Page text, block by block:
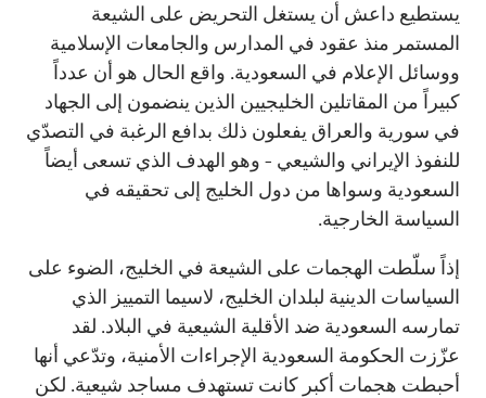
يستطيع داعش أن يستغل التحريض على الشيعة
المستمر منذ عقود في المدارس والجامعات الإسلامية
ووسائل الإعلام في السعودية. واقع الحال هو أن عدداً
كبيراً من المقاتلين الخليجيين الذين ينضمون إلى الجهاد
في سورية والعراق يفعلون ذلك بدافع الرغبة في التصدّي
للنفوذ الإيراني والشيعي - وهو الهدف الذي تسعى أيضاً
السعودية وسواها من دول الخليج إلى تحقيقه في
السياسة الخارجية.
إذاً سلّطت الهجمات على الشيعة في الخليج، الضوء على
السياسات الدينية لبلدان الخليج، لاسيما التمييز الذي
تمارسه السعودية ضد الأقلية الشيعية في البلاد. لقد
عزّزت الحكومة السعودية الإجراءات الأمنية، وتدّعي أنها
أحبطت هجمات أكبر كانت تستهدف مساجد شيعية. لكن